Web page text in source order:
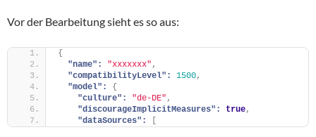
Vor der Bearbeitung sieht es so aus:
{
"name":
"xxxxxxx" ,
"compatibilityLevel":
1500,
"model":
{
"culture":
"de-DE" ,
"discourageImplicitMeasures":
true,
"dataSources":
[